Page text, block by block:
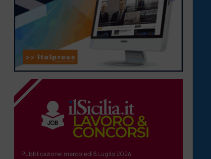
Pubblicazione: mercoledì 8 Luglio 2026